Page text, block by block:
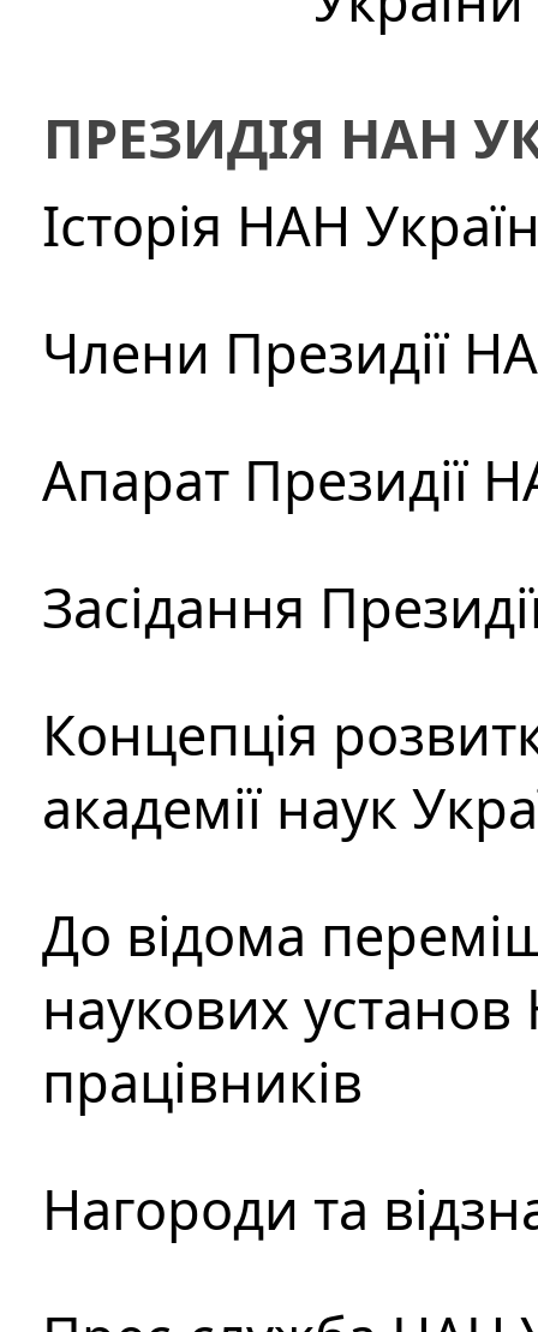
ПРЕЗИДІЯ НАН
Історія НАН
Члени Президії
Апарат Президії
Засідання
Концепція
академії наук
До відома
наукових установ
працівників
Нагороди та